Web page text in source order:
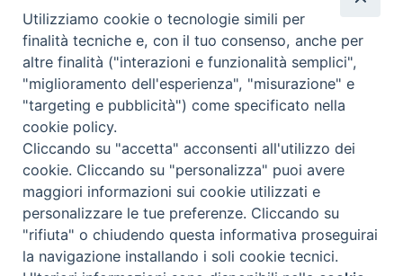
via Amedeo Rossi, 28 - 12100 Cuneo
segreteriagenerale@diocesicuneofossano.it
c.f. 96017380047
Utilizziamo cookie o tecnologie simili per
finalità tecniche e, con il tuo consenso, anche per
altre finalità ("interazioni e funzionalità semplici",
"miglioramento dell'esperienza", "misurazione" e
"targeting e pubblicità") come specificato nella
cookie policy.
Cliccando su "accetta" acconsenti all'utilizzo dei
cookie. Cliccando su "personalizza" puoi avere
maggiori informazioni sui cookie utilizzati e
personalizzare le tue preferenze. Cliccando su
"rifiuta" o chiudendo questa informativa proseguirai
la navigazione installando i soli cookie tecnici.